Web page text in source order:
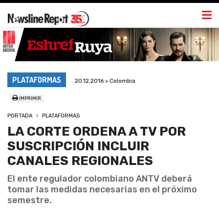
PLATAFORMAS 20.12.2016 > Colombia
IMPRIMIR
PORTADA PLATAFORMAS
LA CORTE ORDENA A TV POR
SUSCRIPCIÓN INCLUIR
CANALES REGIONALES
El ente regulador colombiano ANTV deberá
tomar las medidas necesarias en el próximo
semestre.